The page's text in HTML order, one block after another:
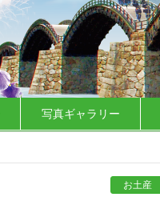
写真ギャラリー
お土産